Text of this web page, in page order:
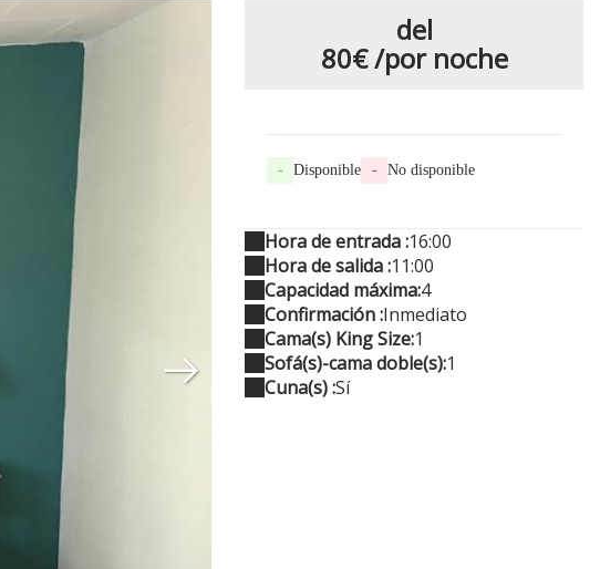
del
80€/por noche
- Disponible - No disponible
Hora de entrada :16:00
Hora de salida :11:00
Capacidad máxima:4
Confirmación :Inmediato
Cama(s) King Size:1
Sofá(s)-cama doble(s):1
Cuna(s) :Sí